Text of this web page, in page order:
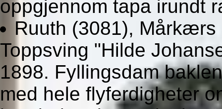
oppgjennom tapa irundt
Ruuth (3081),
Toppsving "Hilde
1898. Fyllingsdam
med hele flyferdigheter